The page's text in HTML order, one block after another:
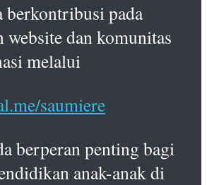
berkontribusi pada
website dan komunitas
melalui
saumiere
berperan penting bagi
anak-anak di